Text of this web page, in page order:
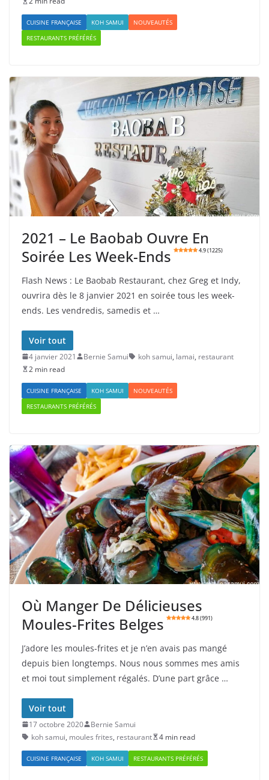
CUISINE FRANÇAISE KOH SAMUI
NOUVEAUTÉS
RESTAURANTS PRÉFÉRÉS
2021 – Le Baobab Ouvre En
Soirée Les Week-Ends
4.9 (1225)
Flash News : Le Baobab Restaurant, chez Greg et Indy,
ouvrira dès le 8 janvier 2021 en soirée tous les week-
ends. Les vendredis, samedis et …
Voir tout
4 janvier 2021 Bernie Samui koh samui, lamai, restaurant
2 min read
CUISINE FRANÇAISE KOH SAMUI
NOUVEAUTÉS
RESTAURANTS PRÉFÉRÉS
Où Manger De Délicieuses
Moules-Frites Belges
4.8 (991)
J’adore les moules-frites et je n’en avais pas mangé
depuis bien longtemps. Nous nous sommes mes amis
et moi tout simplement régalés. D’une part grâce …
Voir tout
17 octobre 2020
Bernie Samui
koh samui, moules frites, restaurant 4 min read
CUISINE FRANÇAISE KOH SAMUI RESTAURANTS PRÉFÉRÉS